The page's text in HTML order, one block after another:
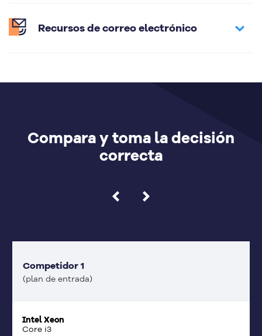
nuestra infraestructura aquí.
Recursos de correo electrónico
Compara y toma la decisión
correcta
Competidor 1
(plan de entrada)
Intel Xeon
Core i3